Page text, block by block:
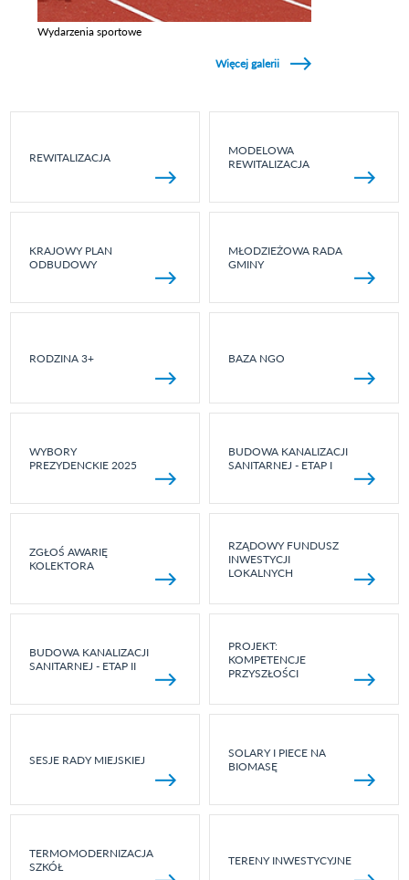
Wydarzenia sportowe
Więcej galerii
REWITALIZACJA
MODELOWA
REWITALIZACJA
KRAJOWY PLAN
ODBUDOWY
MŁODZIEŻOWA RADA
GMINY
RODZINA 3+ BAZA NGO
WYBORY
PREZYDENCKIE 2025
BUDOWA KANALIZACJI
SANITARNEJ - ETAP I
ZGŁOŚ AWARIĘ
KOLEKTORA
RZĄDOWY FUNDUSZ
INWESTYCJI
LOKALNYCH
BUDOWA KANALIZACJI
SANITARNEJ - ETAP II
PROJEKT:
KOMPETENCJE
PRZYSZŁOŚCI
SESJE RADY MIEJSKIEJ
SOLARY I PIECE NA
BIOMASĘ
TERMOMODERNIZACJA
SZKÓŁ
TERENY INWESTYCYJNE